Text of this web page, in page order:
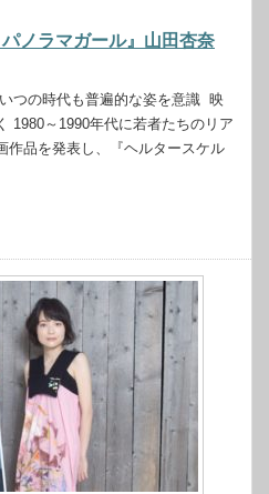
ノラマガール』山田杏奈
つの時代も普遍的な姿を意識 映
1980～1990年代に若者たちのリア
作品を発表し、『ヘルタースケル